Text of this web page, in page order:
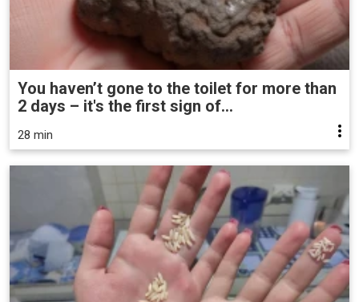
You haven’t gone to the toilet for more than
2 days – it's the first sign of...
28 min